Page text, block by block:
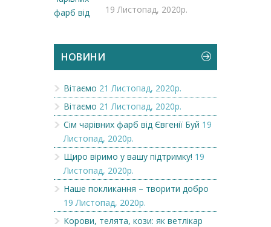
19 Листопад, 2020р.
НОВИНИ
Вітаємо 21 Листопад, 2020р.
Вітаємо 21 Листопад, 2020р.
Сім чарівних фарб від Євгенії Буй 19
Листопад, 2020р.
Щиро віримо у вашу підтримку! 19
Листопад, 2020р.
Наше покликання – творити добро
19 Листопад, 2020р.
Корови, телята, кози: як ветлікар